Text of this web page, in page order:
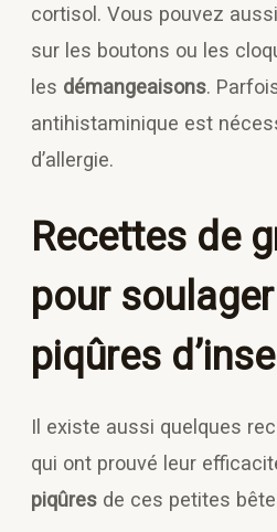
cortisol. Vous pouvez
sur les boutons ou les
les démangeaisons.
antihistaminique est
d’allergie.
Recettes de
pour
piqûres
Il existe aussi quelques
qui ont prouvé leur
piqûres de ces petites